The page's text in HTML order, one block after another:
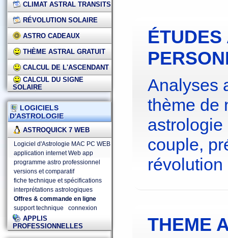
CLIMAT ASTRAL TRANSITS
RÉVOLUTION SOLAIRE
ASTRO CADEAUX
THÈME ASTRAL GRATUIT
CALCUL DE L'ASCENDANT
CALCUL DU SIGNE
SOLAIRE
LOGICIELS
D'ASTROLOGIE
ASTROQUICK 7 WEB
Logiciel d'Astrologie MAC PC WEB
application internet Web app
programme astro professionnel
versions et comparatif
fiche technique et spécifications
interprétations astrologiques
Offres & commande en ligne
support technique
connexion
APPLIS
PROFESSIONNELLES
Analyses
thème de
couple,
THEME